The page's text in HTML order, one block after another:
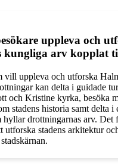
uppleva och
kungliga arv kopplat
vill uppleva och utforska
kan delta i guidade
och Kristine kyrka, besöka
stadens historia samt delta i
hyllar drottningarnas arv. Det
utforska stadens arkitektur